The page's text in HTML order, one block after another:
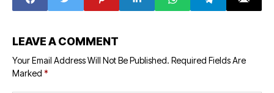
LEAVE A COMMENT
Your Email Address Will Not Be Published. Required Fields Are
Marked *